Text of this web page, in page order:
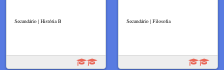
Secundário | História B Secundário | Filosofia